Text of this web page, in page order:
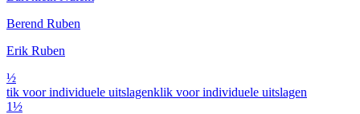
Berend Ruben
Erik Ruben
½
tik voor individuele uitslagenklik voor individuele uitslagen
1½